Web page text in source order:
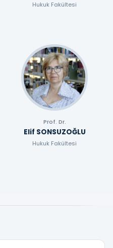
Hukuk Fakültesi
Prof. Dr.
Elif SONSUZOĞLU
Hukuk Fakültesi